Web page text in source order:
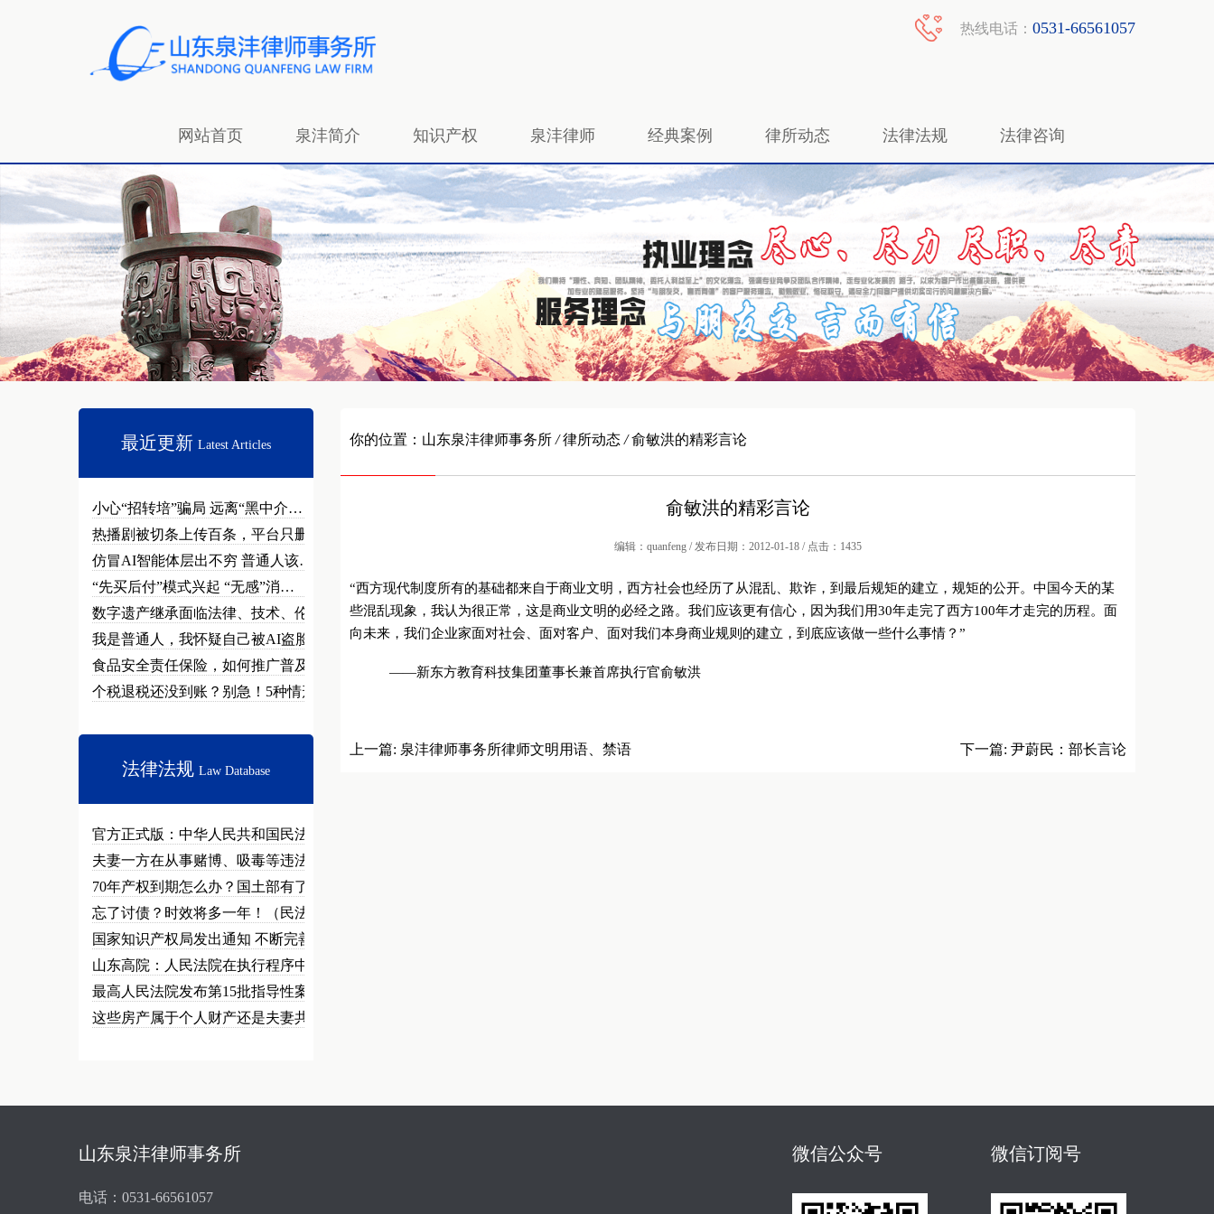
热线电话： 0531-66561057
网站首页 泉沣简介 知识产权 泉沣律师 经典案例 律所动态 法律法规 法律咨询
最近更新 Latest Articles
小心“招转培”骗局 远离“黑中介…
热播剧被切条上传百条，平台只删不…
仿冒AI智能体层出不穷 普通人该…
“先买后付”模式兴起 “无感”消…
数字遗产继承面临法律、技术、伦理…
我是普通人，我怀疑自己被AI盗脸…
食品安全责任保险，如何推广普及？
个税退税还没到账？别急！5种情形…
法律法规 Law Database
官方正式版：中华人民共和国民法总…
夫妻一方在从事赌博、吸毒等违法犯…
70年产权到期怎么办？国土部有了…
忘了讨债？时效将多一年！（民法草…
国家知识产权局发出通知 不断完善…
山东高院：人民法院在执行程序中可…
最高人民法院发布第15批指导性案…
这些房产属于个人财产还是夫妻共同…
你的位置： 山东泉沣律师事务所 / 律所动态 /俞敏洪的精彩言论
俞敏洪的精彩言论
编辑：quanfeng / 发布日期：2012-01-18 / 点击：1435
“西方现代制度所有的基础都来自于商业文明，西方社会也经历了从混乱、欺诈，到最后规矩的建立，规矩的公开。中国今天的某
些混乱现象，我认为很正常，这是商业文明的必经之路。我们应该更有信心，因为我们用30年走完了西方100年才走完的历程。面
向未来，我们企业家面对社会、面对客户、面对我们本身商业规则的建立，到底应该做一些什么事情？”
——新东方教育科技集团董事长兼首席执行官俞敏洪
上一篇: 泉沣律师事务所律师文明用语、禁语 下一篇: 尹蔚民：部长言论
山东泉沣律师事务所
电话：0531-66561057
微信公众号 微信订阅号